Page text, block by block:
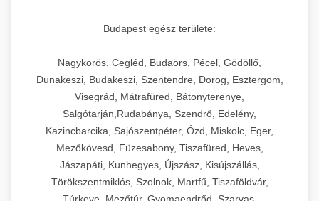
Budapest egész területe:
Nagykörös, Cegléd, Budaörs, Pécel, Gödöllő,
Dunakeszi, Budakeszi, Szentendre, Dorog, Esztergom,
Visegrád, Mátrafüred, Bátonyterenye,
Salgótarján,Rudabánya, Szendrő, Edelény,
Kazincbarcika, Sajószentpéter, Ózd, Miskolc, Eger,
Mezőkövesd, Füzesabony, Tiszafüred, Heves,
Jászapáti, Kunhegyes, Újszász, Kisújszállás,
Törökszentmiklós, Szolnok, Martfű, Tiszaföldvár,